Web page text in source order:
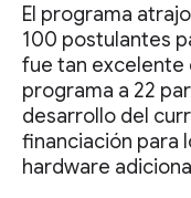
El programa
100 postulantes
fue tan excelente
programa a 22
desarrollo del
financiación para
hardware